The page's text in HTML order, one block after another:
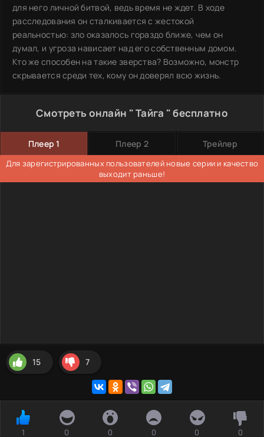
для него личной битвой, ведь время не ждет. В ходе
расследования он сталкивается с жестокой
реальностью: зло оказалось гораздо ближе, чем он
думал, и угроза нависает над его собственным домом.
Кто же способен на такие зверства? Возможно, монстр
скрывается среди тех, кому он доверял всю жизнь.
Смотреть онлайн " Тайга " бесплатно
Плеер 1 Плеер 2 Трейлер
Для зарегистрированных пользователей новые серии и качество
выходит раньше!
15 7
1 0 0 0 0 0